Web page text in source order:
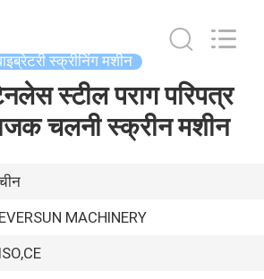
स्क्रीनिंग मशीन
स्टील पराग परिपत्र
चलनी स्क्रीन मशीन
EVERSUN MACHINERY
ISO,CE